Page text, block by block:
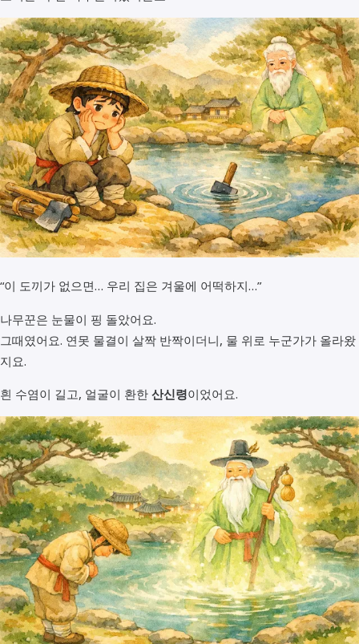
“이 도끼가 없으면… 우리 집은 겨울에 어떡하지…”
나무꾼은 눈물이 핑 돌았어요.
그때였어요. 연못 물결이 살짝 반짝이더니, 물 위로 누군가가 올라왔
지요.
흰 수염이 길고, 얼굴이 환한 산신령이었어요.